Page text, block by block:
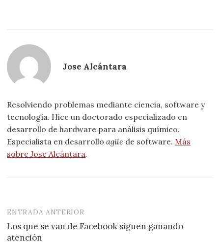
Jose Alcántara
Resolviendo problemas mediante ciencia, software y
tecnología. Hice un doctorado especializado en
desarrollo de hardware para análisis químico.
Especialista en desarrolloagile de software. Más
sobre Jose Alcántara.
Navegación
de
ENTRADA ANTERIOR
Los que se van de Facebook siguen ganando
atención